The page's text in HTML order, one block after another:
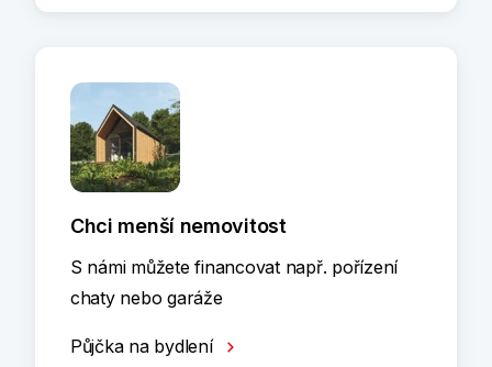
Chci menší nemovitost
S námi můžete financovat např. pořízení
chaty nebo garáže
Půjčka na bydlení